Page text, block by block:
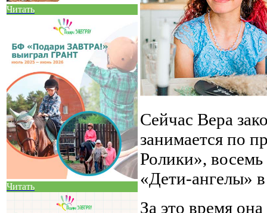
Читать
Читать
Сейчас Вера
занимается по
Ролики»,
«Дети-ангелы»
За это время